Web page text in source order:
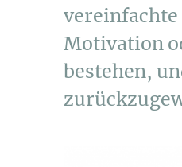
Motivation
bestehen,